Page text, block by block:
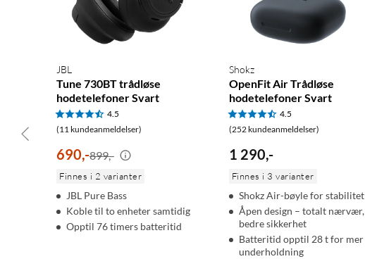
1 × Hodetelefoner
1 × USB-C-kabel til 3,5 mm
1 × Bæreveske
JBL
Tune 730BT trådløse
hodetelefoner Svart
4.5
(11 kundeanmeldelser)
690,-899,-
Finnes i 2 varianter
JBL Pure Bass
Koble til to enheter samtidig
Opptil 76 timers batteritid
Shokz
OpenFit Air Trådløse
hodetelefoner Svart
4.5
(252 kundeanmeldelser)
1 290,-
Finnes i 3 varianter
Shokz Air-bøyle for stabilitet
Åpen design – totalt nærvær,
bedre sikkerhet
Batteritid opptil 28 t for mer
underholdning